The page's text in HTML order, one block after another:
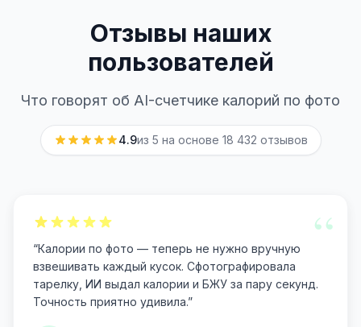
Отзывы наших
пользователей
Что говорят об AI-счетчике калорий по фото
4.9из 5 на основе 18 432 отзывов
“
“Калории по фото — теперь не нужно вручную
взвешивать каждый кусок. Сфотографировала
тарелку, ИИ выдал калории и БЖУ за пару секунд.
Точность приятно удивила.”